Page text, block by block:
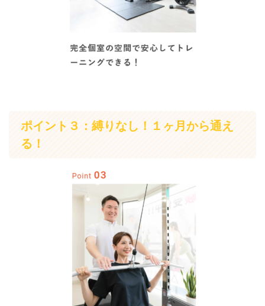
ポイント３：縛りなし！１ヶ月から通え
る！